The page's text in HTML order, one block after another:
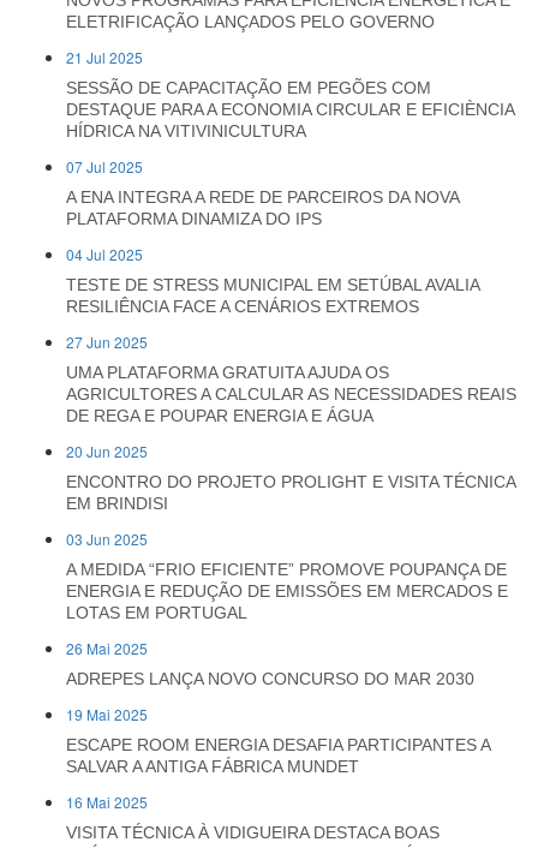
ELETRIFICAÇÃO LANÇADOS PELO GOVERNO
21 Jul 2025
SESSÃO DE CAPACITAÇÃO EM PEGÕES COM
DESTAQUE PARA A ECONOMIA CIRCULAR E EFICIÈNCIA
HÍDRICA NA VITIVINICULTURA
07 Jul 2025
A ENA INTEGRA A REDE DE PARCEIROS DA NOVA
PLATAFORMA DINAMIZA DO IPS
04 Jul 2025
TESTE DE STRESS MUNICIPAL EM SETÚBAL AVALIA
RESILIÊNCIA FACE A CENÁRIOS EXTREMOS
27 Jun 2025
UMA PLATAFORMA GRATUITA AJUDA OS
AGRICULTORES A CALCULAR AS NECESSIDADES REAIS
DE REGA E POUPAR ENERGIA E ÁGUA
20 Jun 2025
ENCONTRO DO PROJETO PROLIGHT E VISITA TÉCNICA
EM BRINDISI
03 Jun 2025
A MEDIDA “FRIO EFICIENTE” PROMOVE POUPANÇA DE
ENERGIA E REDUÇÃO DE EMISSÕES EM MERCADOS E
LOTAS EM PORTUGAL
26 Mai 2025
ADREPES LANÇA NOVO CONCURSO DO MAR 2030
19 Mai 2025
ESCAPE ROOM ENERGIA DESAFIA PARTICIPANTES A
SALVAR A ANTIGA FÁBRICA MUNDET
16 Mai 2025
VISITA TÉCNICA À VIDIGUEIRA DESTACA BOAS